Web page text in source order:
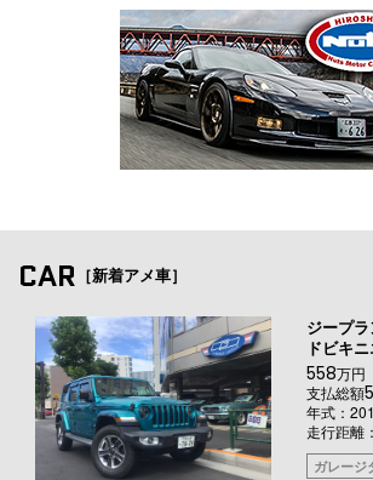
CAR ［新着アメ車］
ジープ
ドビキ
558万円
支払総額
年式：
走行距離
ガレージ